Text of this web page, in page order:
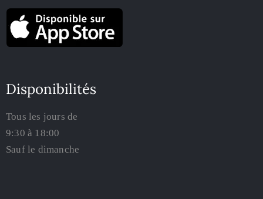
Disponibilités
Tous les jours de
9:30 à 18:00
Sauf le dimanche